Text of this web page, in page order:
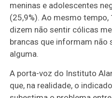
meninas e adolescentes
(25,9%). Ao mesmo tempo,
dizem não sentir cólicas
brancas que informam não
alguma.
A porta-voz do Instituto
que, na realidade, o